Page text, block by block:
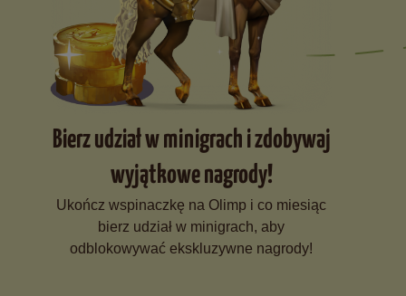
Bierz udział w minigrach i zdobywaj
wyjątkowe nagrody!
Ukończ wspinaczkę na Olimp i co miesiąc
bierz udział w minigrach, aby
odblokowywać ekskluzywne nagrody!